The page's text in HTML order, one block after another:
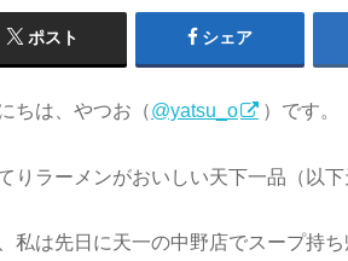
ポスト シェア
ちは、やつお（@yatsu_o ）です。
りラーメンがおいしい天下一品（以
私は先日に天一の中野店でスープ持